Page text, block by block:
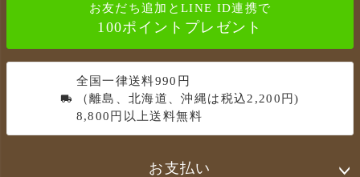
お友だち追加とLINE ID連携で
100ポイントプレゼント
全国一律送料990円
（離島、北海道、沖縄は税込2,200円)
8,800円以上送料無料
お支払い